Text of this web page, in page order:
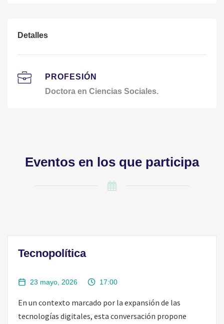
Detalles
PROFESIÓN
Doctora en Ciencias Sociales.
Eventos en los que participa
Tecnopolítica
23 mayo, 2026 17:00
En un contexto marcado por la expansión de las
tecnologías digitales, esta conversación propone